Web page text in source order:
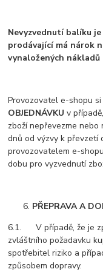
Nevyzvednutí balíku
prodávající má nárok
vynaložených nákladů
Provozovatel e-shopu
OBJEDNÁVKUv
zboží nepřevezme
dnů od výzvy k převzetí
provozovatelem e-
dobu pro vyzvednutí
PŘEPRAVA A
6.1. V případě, že je
zvláštního požadavku
spotřebitel riziko a
způsobem dopravy.